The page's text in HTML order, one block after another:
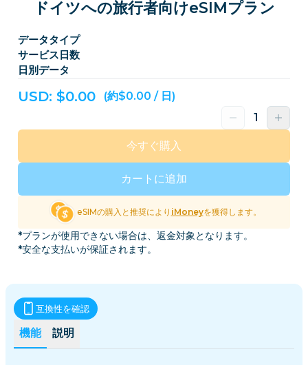
ドイツへの旅行者向けeSIMプラン
データタイプ
サービス日数
日別データ
USD: $0.00 (約$0.00 / 日)
カートに追加
今すぐ購入
eSIMの購入と推奨により iMoneyを獲得します。
*プランが使用できない場合は、返金対象となります。
*安全な支払いが保証されます。
機能 説明
互換性を確認